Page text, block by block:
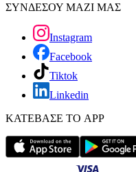
ΣΥΝΔΕΣΟΥ ΜΑΖΙ ΜΑΣ
Instagram
Facebook
Tiktok
Linkedin
ΚΑΤΕΒΑΣΕ ΤΟ APP